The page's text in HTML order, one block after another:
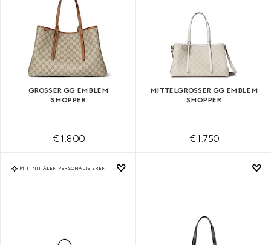
GROSSER GG EMBLEM S
HOPPER
€ 1.800
MITTELGROSSER GG EMBLEM S
HOPPER
€ 1.750
MIT INITIALEN PERSONALISIEREN